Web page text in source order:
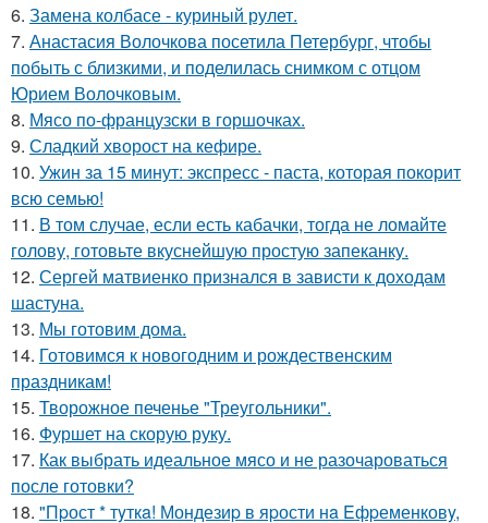
6. Замена колбасе - куриный рулет.
7. Анастасия Волочкова посетила Петербург, чтобы
побыть с близкими, и поделилась снимком с отцом
Юрием Волочковым.
8. Мясо по-французски в горшочках.
9. Сладкий хворост на кефире.
10. Ужин за 15 минут: экспресс - паста, которая покорит
всю семью!
11. В том случае, если есть кабачки, тогда не ломайте
голову, готовьте вкуснейшую простую запеканку.
12. Сергей матвиенко признался в зависти к доходам
шастуна.
13. Мы готовим дома.
14. Готовимся к новогодним и рождественским
праздникам!
15. Творожное печенье "Треугольники".
16. Фуршет на скорую руку.
17. Как выбрать идеальное мясо и не разочароваться
после готовки?
18. "Пpост * тyткa! Мондезиp в яpости нa Eфpеменковy,